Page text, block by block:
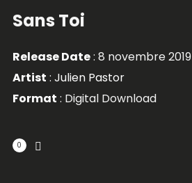
Sans Toi
Release Date: 8 novembre 2019
Artist : Julien Pastor
Format : Digital Download
0